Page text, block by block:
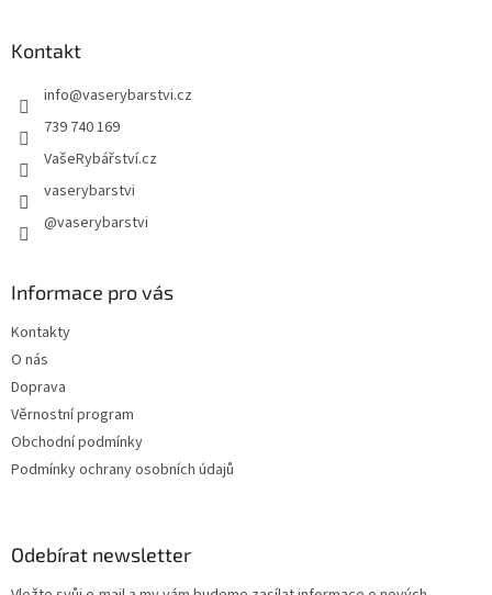
Kontakt
info@vaserybarstvi.cz
739 740 169
VašeRybářství.cz
vaserybarstvi
@vaserybarstvi
Informace pro vás
Kontakty
O nás
Doprava
Věrnostní program
Obchodní podmínky
Podmínky ochrany osobních údajů
Odebírat newsletter